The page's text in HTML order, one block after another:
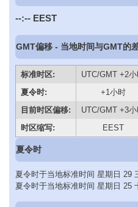
--:-- EEST
GMT偏移 - 当地时间与GMT的
标准时区:
UTC/GMT +2
夏令时:
+1小时
目前时区偏移:
UTC/GMT +3
时区缩写:
EEST
夏令时
夏令时于当地标准时间 星期日 29
夏令时于当地标准时间 星期日 25